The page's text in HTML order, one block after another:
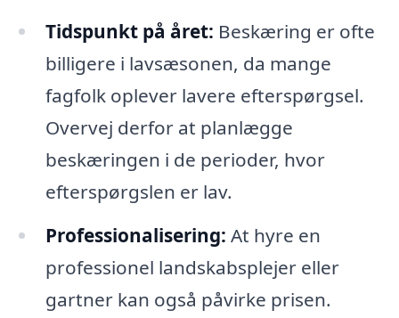
Tidspunkt på året: Beskæring er ofte
billigere i lavsæsonen, da mange
fagfolk oplever lavere efterspørgsel.
Overvej derfor at planlægge
beskæringen i de perioder, hvor
efterspørgslen er lav.
Professionalisering: At hyre en
professionel landskabsplejer eller
gartner kan også påvirke prisen.